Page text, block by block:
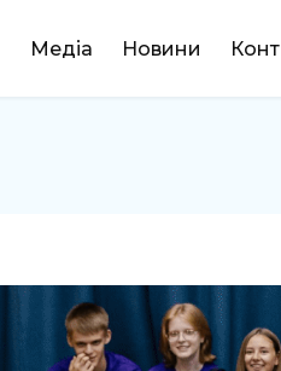
Медіа Новини
DONATE